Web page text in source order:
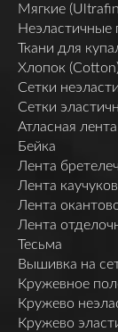
Мягкие
Неэластичные
Ткани для
Хлопок
Сетки
Сетки
Атласная лента
Бейка
Лента
Лента
Лента
Лента
Тесьма
Вышивка на
Кружевное
Кружево
Кружево